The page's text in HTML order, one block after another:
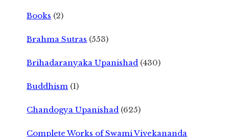
Books (2)
Brahma Sutras (553)
Brihadaranyaka Upanishad (430)
Buddhism (1)
Chandogya Upanishad (625)
Complete Works of Swami Vivekananda